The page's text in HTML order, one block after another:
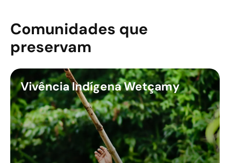
Comunidades que
preservam
Vivência Indígena Wetçamy